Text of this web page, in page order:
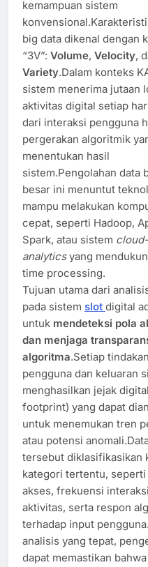
kemampuan sistem
big data dikenal dengan
“3V”: Volume, Velocity,
Variety.Dalam konteks
sistem menerima jutaan
aktivitas digital setiap
dari interaksi pengguna
pergerakan algoritmik
menentukan hasil
sistem.Pengolahan data
besar ini menuntut
mampu melakukan
cepat, seperti Hadoop,
Spark, atau sistem
analyticsyang
time processing.
Tujuan utama dari
pada sistem slot digital
untuk mendeteksi pola
dan menjaga
algoritma.Setiap tindakan
pengguna dan keluaran
menghasilkan jejak
footprint) yang dapat
untuk menemukan tren
atau potensi
tersebut diklasifikasikan
kategori tertentu, seperti
akses, frekuensi
aktivitas, serta respon
terhadap input
analisis yang tepat,
dapat memastikan